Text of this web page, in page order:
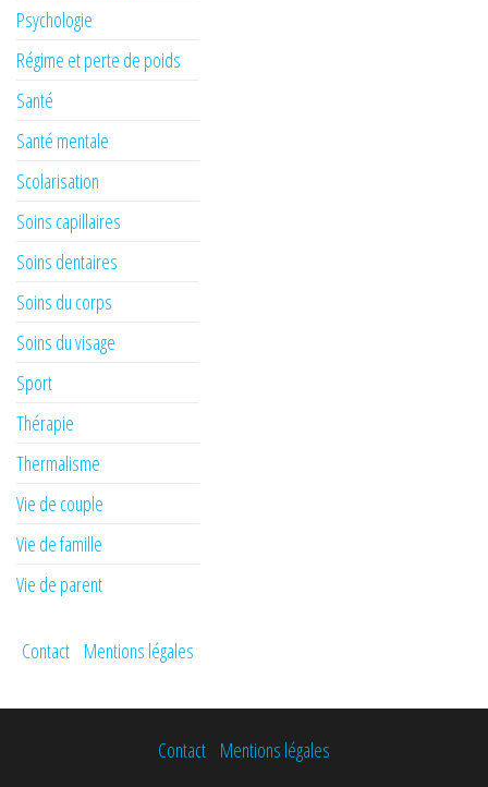
Psychologie
Régime et perte de poids
Santé
Santé mentale
Scolarisation
Soins capillaires
Soins dentaires
Soins du corps
Soins du visage
Sport
Thérapie
Thermalisme
Vie de couple
Vie de famille
Vie de parent
Contact Mentions légales
Contact Mentions légales